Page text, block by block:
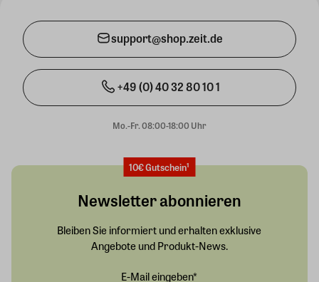
support@shop.zeit.de
+49 (0) 40 32 80 10 1
Mo.-Fr. 08:00-18:00 Uhr
10€ Gutschein¹
Newsletter abonnieren
Bleiben Sie informiert und erhalten exklusive
Angebote und Produkt-News.